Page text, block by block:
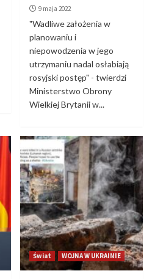
9 maja 2022
"Wadliwe założenia w
planowaniu i
niepowodzenia w jego
utrzymaniu nadal osłabiają
rosyjski postęp" - twierdzi
Ministerstwo Obrony
Wielkiej Brytanii w...
Świat WOJNA W UKRAINIE